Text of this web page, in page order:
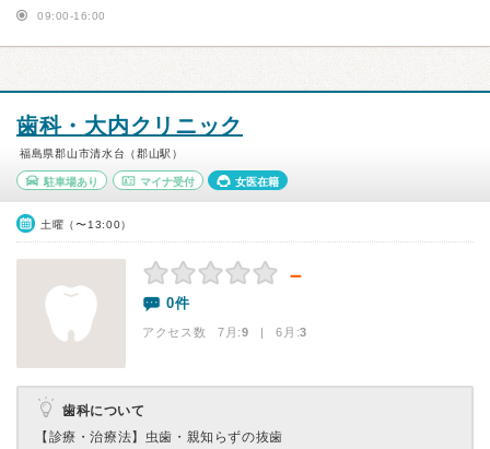
09:00-16:00
歯科・大内クリニック
福島県郡山市清水台（郡山駅）
駐車場あり マイナ受付 女医在籍
土曜（〜13:00）
－
0件
アクセス数 7月:9 | 6月:3
歯科について
【診療・治療法】 虫歯・親知らずの抜歯